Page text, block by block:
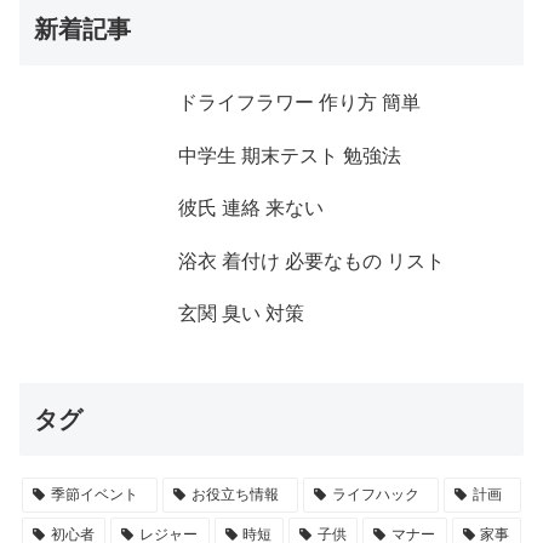
新着記事
ドライフラワー 作り方 簡単
中学生 期末テスト 勉強法
彼氏 連絡 来ない
浴衣 着付け 必要なもの リスト
玄関 臭い 対策
タグ
季節イベント お役立ち情報 ライフハック 計画
初心者 レジャー 時短 子供 マナー 家事